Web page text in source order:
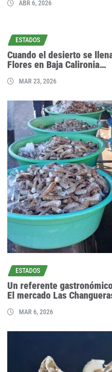
ABR 6, 2026
ESTADOS
Cuando el desierto se
Flores en Baja Calironia…
MAR 23, 2026
ESTADOS
Un referente
El mercado Las
MAR 6, 2026